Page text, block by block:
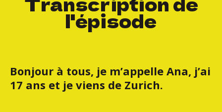
l'épisode
Bonjour à tous, je m’appelle Ana, j’ai
17 ans et je viens de Zurich.